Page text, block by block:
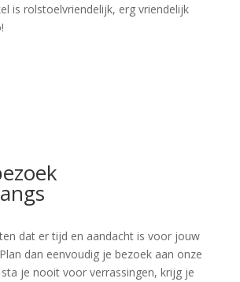
is rolstoelvriendelijk, erg vriendelijk
dat er tijd en aandacht is voor jouw
dan eenvoudig je bezoek aan onze
je nooit voor verrassingen, krijg je